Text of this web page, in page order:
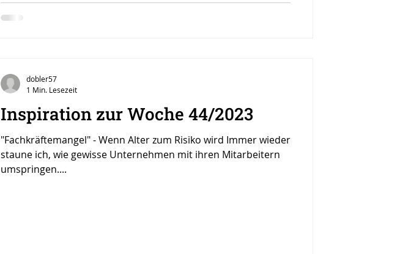
Inspiration zur Woche 44/2023
"Fachkräftemangel" - Wenn Alter zum Risiko wird Immer wieder
staune ich, wie gewisse Unternehmen mit ihren Mitarbeitern
umspringen....
dobler57
1 Min. Lesezeit